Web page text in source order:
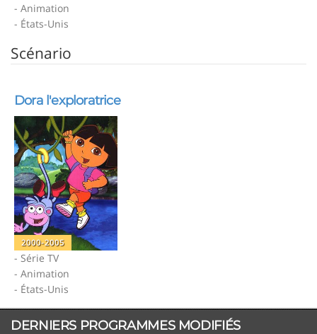
- Animation
- États-Unis
Scénario
Dora l'exploratrice
2000-2005
- Série TV
- Animation
- États-Unis
DERNIERS PROGRAMMES MODIFIÉS